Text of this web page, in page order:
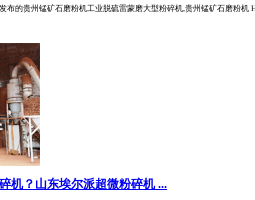
布的贵州锰矿石磨粉机工业脱硫雷蒙磨大型粉碎机,贵州锰矿石磨粉
机？山东埃尔派超微粉碎机 ...